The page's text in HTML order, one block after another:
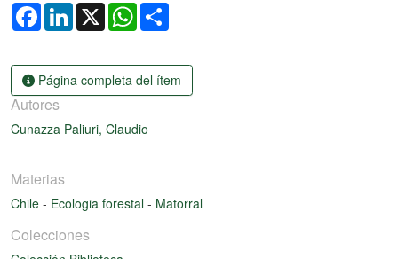
FacebookLinkedIn
X WhatsApp
Página completa del ítem
Autores
Cunazza Paliuri, Claudio
Materias
Chile - Ecologia forestal - Matorral
Colecciones